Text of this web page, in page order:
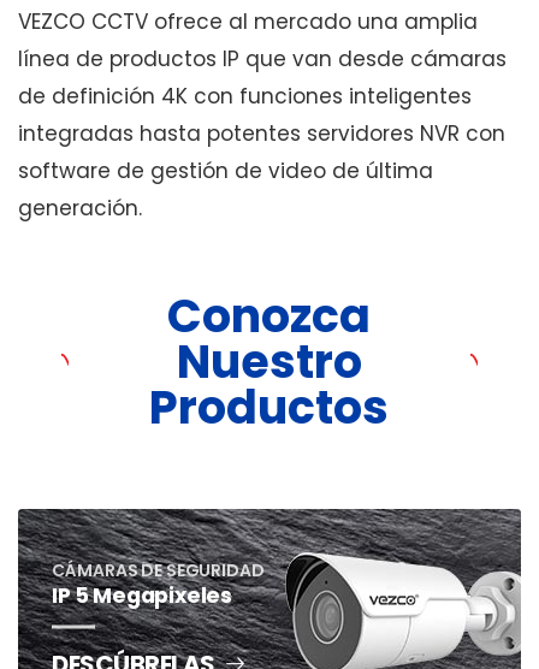
VEZCO CCTV ofrece al mercado una amplia
línea de productos IP que van desde cámaras
de definición 4K con funciones inteligentes
integradas hasta potentes servidores NVR con
software de gestión de video de última
generación.
Conozca
Nuestro
Productos
CÁMARAS DE SEGURIDAD
IP 5 Megapixeles